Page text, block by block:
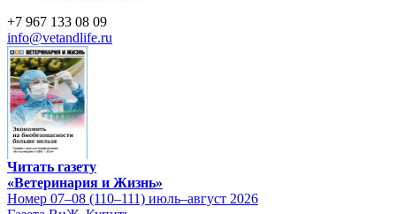
+7 967 133 08 09
info@vetandlife.ru
Читать газету
«Ветеринария и Жизнь»
Номер 07–08 (110–111) июль–август 2026